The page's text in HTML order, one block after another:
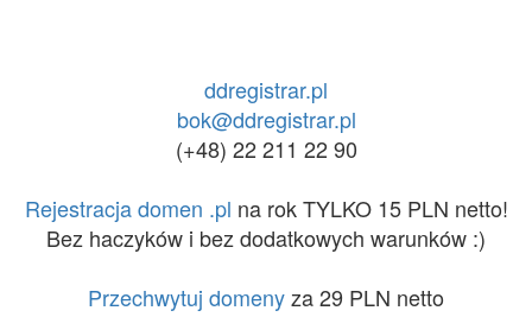
ddregistrar.pl
bok@ddregistrar.pl
(+48) 22 211 22 90
Rejestracja domen .pl na rok TYLKO 15 PLN netto!
Bez haczyków i bez dodatkowych warunków :)
Przechwytuj domenyza 29 PLN netto